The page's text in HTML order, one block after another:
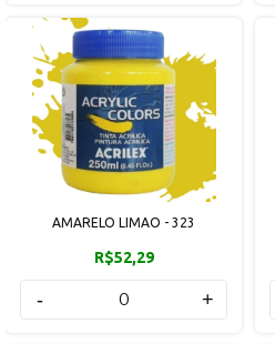
AMARELO LIMAO - 323
R$52,29
- +